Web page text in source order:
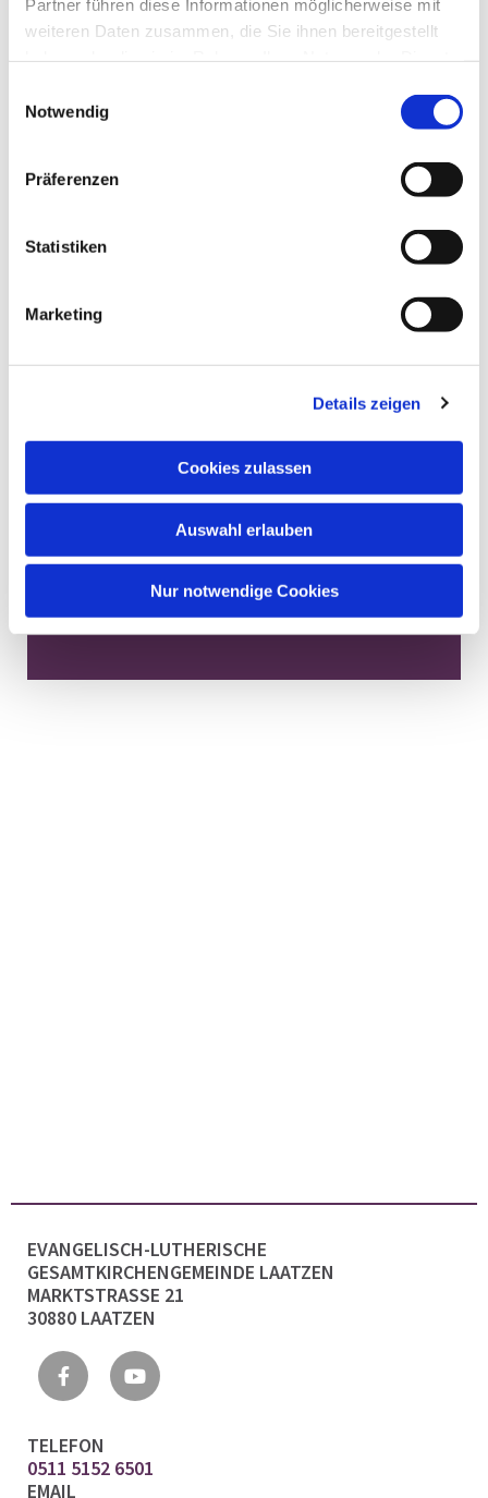
Partner führen diese Informationen möglicherweise mit
weiteren Daten zusammen, die Sie ihnen bereitgestellt
Notwendig
Präferenzen
Statistiken
Marketing
Details zeigen
Cookies zulassen
Auswahl erlauben
Nur notwendige Cookies
Dies könnte Sie auch
interessieren
EVANGELISCH-LUTHERISCHE
GESAMTKIRCHENGEMEINDE LAATZEN
MARKTSTRASSE 21
30880 LAATZEN
TELEFON
0511 5152 6501
EMAIL